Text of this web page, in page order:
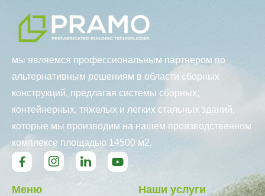
мы являемся профессиональным партнером по
альтернативным решениям в области сборных
конструкций, предлагая системы сборных,
контейнерных, тяжелых и легких стальных зданий,
которые мы производим на нашем производственном
комплексе площадью 14500 м2.
Меню Наши услуги